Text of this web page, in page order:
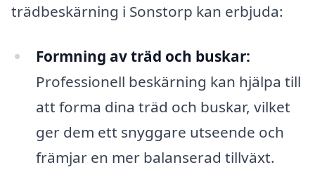
trädbeskärning i Sonstorp kan erbjuda:
Formning av träd och buskar:
Professionell beskärning kan hjälpa till
att forma dina träd och buskar, vilket
ger dem ett snyggare utseende och
främjar en mer balanserad tillväxt.